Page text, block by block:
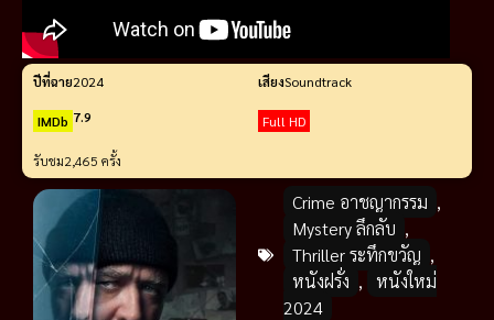
ปีที่ฉาย2024 เสียงSoundtrack
IMDb 7.9 Full HD
รับชม2,465 ครั้ง
Crime อาชญากรรม ,
Mystery ลึกลับ ,
Thriller ระทึกขวัญ ,
หนังฝรั่ง ,
หนังใหม่
2024